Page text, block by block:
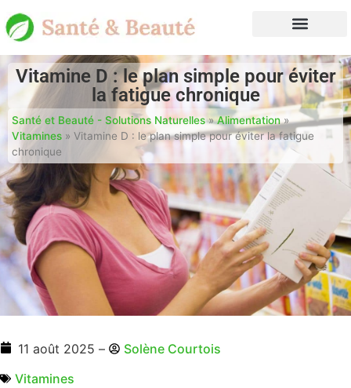
Vitamine D : le plan simple pour éviter
la fatigue chronique
Santé et Beauté - Solutions Naturelles»Alimentation»
Vitamines » Vitamine D : le plan simple pour éviter la fatigue
chronique
11 août 2025 –
Solène Courtois
Vitamines